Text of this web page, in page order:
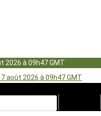
août 2026 à 09h47 GMT
2026 à 09h47 GMT